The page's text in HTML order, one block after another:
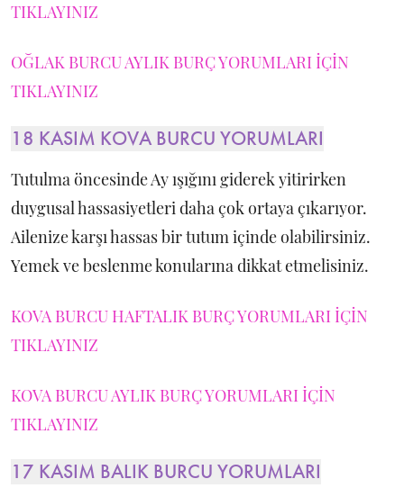
TIKLAYINIZ
OĞLAK BURCU AYLIK BURÇ YORUMLARI İÇİN
TIKLAYINIZ
18 KASIM KOVA BURCU YORUMLARI
Tutulma öncesinde Ay ışığını giderek yitirirken
duygusal hassasiyetleri daha çok ortaya çıkarıyor.
Ailenize karşı hassas bir tutum içinde olabilirsiniz.
Yemek ve beslenme konularına dikkat etmelisiniz.
KOVA BURCU HAFTALIK BURÇ YORUMLARI İÇİN
TIKLAYINIZ
KOVA BURCU AYLIK BURÇ YORUMLARI İÇİN
TIKLAYINIZ
17 KASIM BALIK BURCU YORUMLARI